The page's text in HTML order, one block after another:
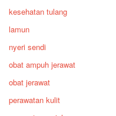
kesehatan tulang
lamun
nyeri sendi
obat ampuh jerawat
obat jerawat
perawatan kulit